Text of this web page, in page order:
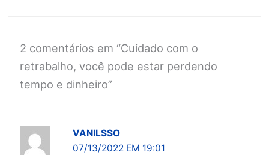
2 comentários em “Cuidado com o
retrabalho, você pode estar perdendo
tempo e dinheiro”
VANILSSO
07/13/2022 EM 19:01